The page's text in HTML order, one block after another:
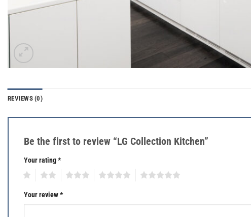
REVIEWS (0)
Be the first to review “LG Collection Kitchen”
Your rating*
Your review*